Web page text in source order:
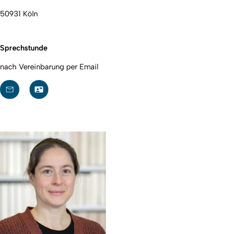
50931 Köln
Sprechstunde
nach Vereinbarung per Email